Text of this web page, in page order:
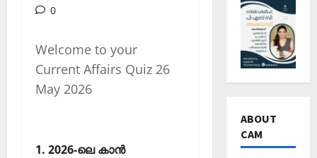
0
Welcome to your
Current Affairs Quiz 26
May 2026
1. 2026-ലെ കാന്‍
ABOUT
CAM